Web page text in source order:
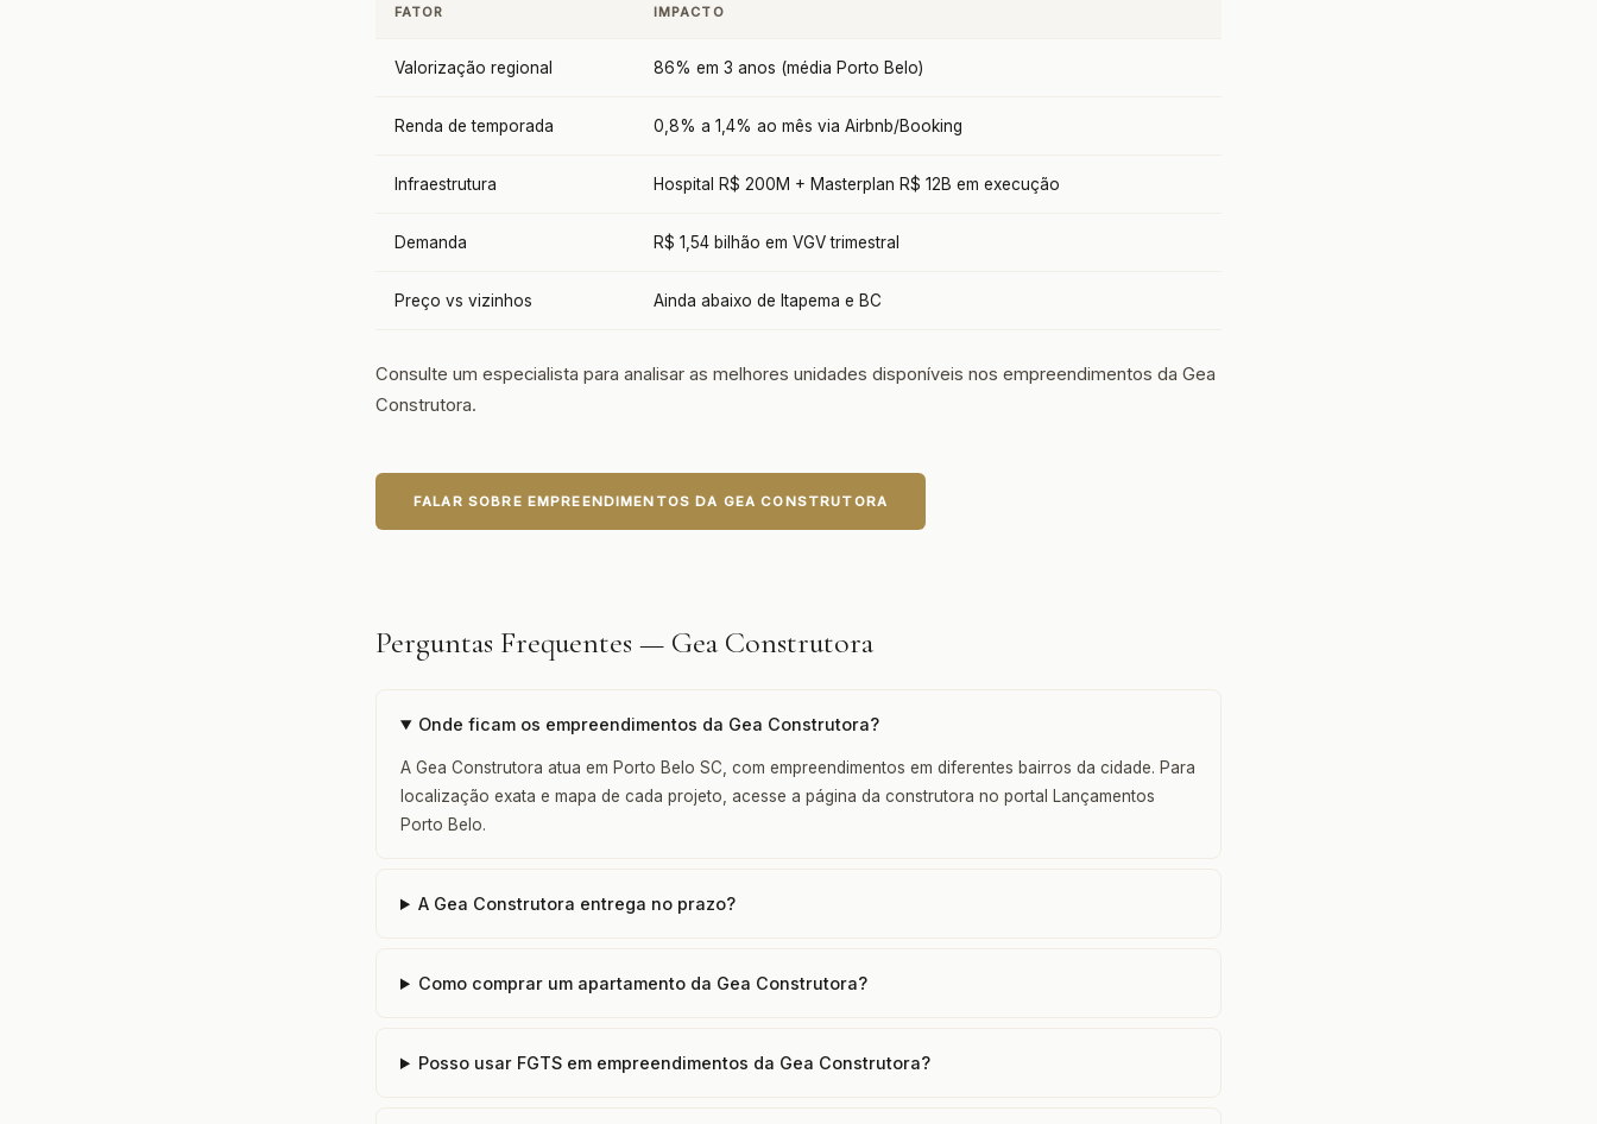
FATOR IMPACTO
Valorização regional 86% em 3 anos (média Porto Belo)
Renda de temporada 0,8% a 1,4% ao mês via Airbnb/Booking
Infraestrutura Hospital R$ 200M + Masterplan R$ 12B em execução
Demanda R$ 1,54 bilhão em VGV trimestral
Preço vs vizinhos Ainda abaixo de Itapema e BC
Consulte um especialista para analisar as melhores unidades disponíveis nos empreendimentos da Gea
Construtora.
FALAR SOBRE EMPREENDIMENTOS DA GEA CONSTRUTORA
Perguntas Frequentes — Gea Construtora
Onde ficam os empreendimentos da Gea Construtora?
A Gea Construtora atua em Porto Belo SC, com empreendimentos em diferentes bairros da cidade. Para
localização exata e mapa de cada projeto, acesse a página da construtora no portal Lançamentos
Porto Belo.
A Gea Construtora entrega no prazo?
Como comprar um apartamento da Gea Construtora?
Posso usar FGTS em empreendimentos da Gea Construtora?